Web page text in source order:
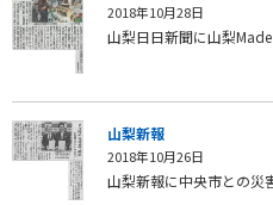
2018年10月28日
山梨日日新聞に山梨
山梨新報
2018年10月26日
山梨新報に中央市との災